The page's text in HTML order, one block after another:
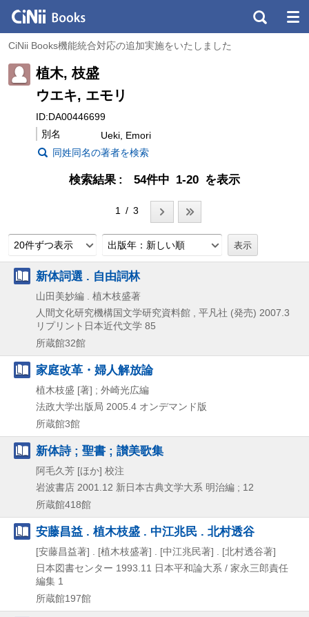
CiNii Books機能統合対応の追加実施をいたしました
植木, 枝盛
ウエキ, エモリ
ID:DA00446699
別名
Ueki, Emori
同姓同名の著者を検索
検索結果 54件中 1-20 を表示
1 / 3
20件ずつ表示 出版年：新しい順
新体詞選 . 自由詞林
山田美妙編 . 植木枝盛著
人間文化研究機構国文学研究資料館 , 平凡社 (発売) 2007.3
リプリント日本近代文学 85
所蔵館32館
家庭改革・婦人解放論
植木枝盛 [著] ; 外崎光広編
法政大学出版局 2005.4 オンデマンド版
所蔵館3館
新体詩 ; 聖書 ; 讃美歌集
阿毛久芳 [ほか] 校注
岩波書店 2001.12 新日本古典文学大系 明治編 ; 12
所蔵館418館
安藤昌益 . 植木枝盛 . 中江兆民 . 北村透谷
[安藤昌益著] . [植木枝盛著] . [中江兆民著] . [北村透谷著]
日本図書センター 1993.11 日本平和論大系 / 家永三郎責任
編集 1
所蔵館197館